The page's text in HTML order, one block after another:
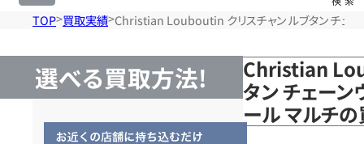
TOP 買取実績 Christian Louboutin クリスチャン ルブタン チェー
選べる買取方法!
Christian
タン チェーン
ール マルチ